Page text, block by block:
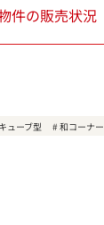
件の販売状況
キューブ型 和コーナー